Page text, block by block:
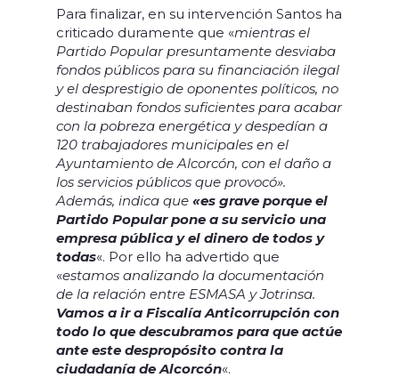
Para finalizar, en su intervención Santos ha
criticado duramente que «mientras el
Partido Popular presuntamente desviaba
fondos públicos para su financiación ilegal
y el desprestigio de oponentes políticos, no
destinaban fondos suficientes para acabar
con la pobreza energética y despedían a
120 trabajadores municipales en el
Ayuntamiento de Alcorcón, con el daño a
los servicios públicos que provocó».
Además, indica que «es grave porque el
Partido Popular pone a su servicio una
empresa pública y el dinero de todos y
todas«. Por ello ha advertido que
«estamos analizando la documentación
de la relación entre ESMASA y Jotrinsa.
Vamos a ir a Fiscalía Anticorrupción con
todo lo que descubramos para que actúe
ante este despropósito contra la
ciudadanía de Alcorcón«.